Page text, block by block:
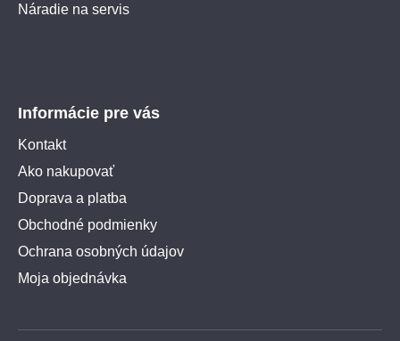
Náradie na servis
Informácie pre vás
Kontakt
Ako nakupovať
Doprava a platba
Obchodné podmienky
Ochrana osobných údajov
Moja objednávka